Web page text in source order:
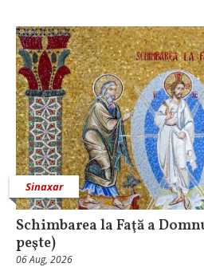
Sinaxar
Schimbarea la Faţă a
peşte)
06 Aug, 2026